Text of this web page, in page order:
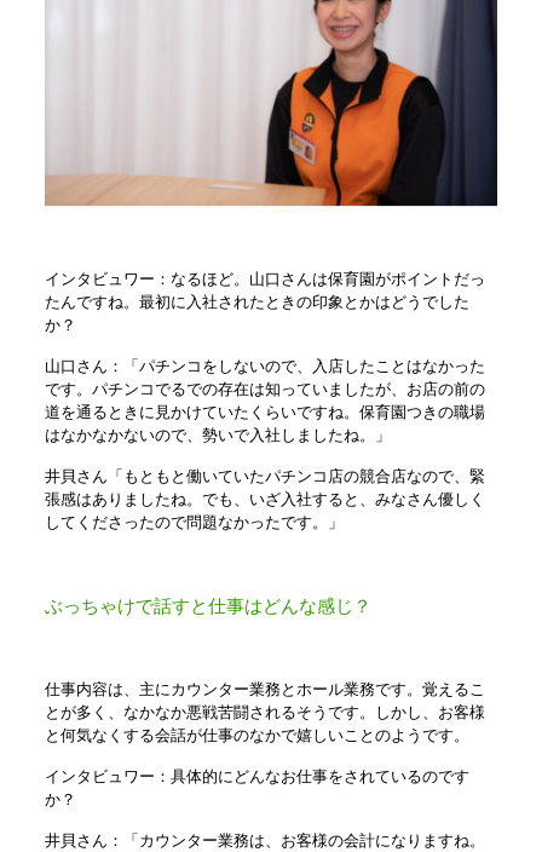
インタビュワー：なるほど。山口さんは保育園がポイントだっ
たんですね。最初に入社されたときの印象とかはどうでした
か？
山口さん：「パチンコをしないので、入店したことはなかった
です。パチンコでるでの存在は知っていましたが、お店の前の
道を通るときに見かけていたくらいですね。保育園つきの職場
はなかなかないので、勢いで入社しましたね。」
井貝さん「もともと働いていたパチンコ店の競合店なので、緊
張感はありましたね。でも、いざ入社すると、みなさん優しく
してくださったので問題なかったです。」
ぶっちゃけで話すと仕事はどんな感じ？
仕事内容は、主にカウンター業務とホール業務です。覚えるこ
とが多く、なかなか悪戦苦闘されるそうです。しかし、お客様
と何気なくする会話が仕事のなかで嬉しいことのようです。
インタビュワー：具体的にどんなお仕事をされているのです
か？
井貝さん：「カウンター業務は、お客様の会計になりますね。